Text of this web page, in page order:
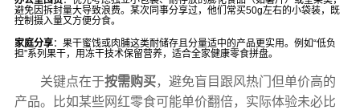
避免因拆封量大导致浪费。某次同事分享过，他们常买50g左右的小袋装，既
控制摄入量又方便分食。
家庭分享：果干蜜饯或肉脯这类耐储存且分量适中的产品更实用。例如“低负
担”系列果干，用冻干技术保留营养，适合全家健康零食拼盘。
关键点在于按需购买，避免盲目跟风热门但单价高的
产品。比如某些网红零食可能单价翻倍，实际体验未必比